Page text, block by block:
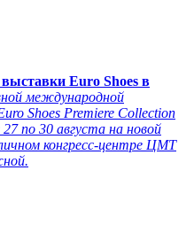
Euro Shoes в
международной
Shoes Premiere Collection
по 30 августа на новой
конгресс-центре ЦМТ